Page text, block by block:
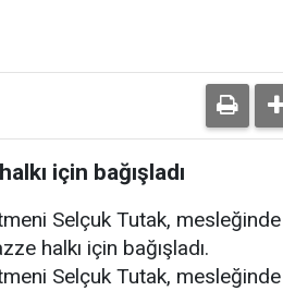
için bağışladı
Selçuk Tutak,
halkı için bağışladı.
Selçuk Tutak,